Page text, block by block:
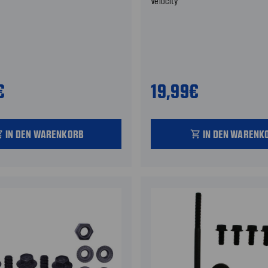
IN DEN WARENKORB
19,99€
shopping_cart IN DEN